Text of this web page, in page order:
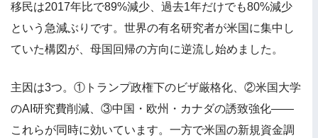
移民は2017年比で89%減少、過去1年だけでも80%減少
という急減ぶりです。世界の有名研究者が米国に集中し
ていた構図が、母国回帰の方向に逆流し始めました。
主因は3つ。①トランプ政権下のビザ厳格化、②米国大学
のAI研究費削減、③中国・欧州・カナダの誘致強化——
これらが同時に効いています。一方で米国の新規資金調